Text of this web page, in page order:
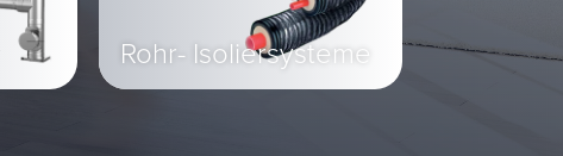
Rohr- Isoliersysteme